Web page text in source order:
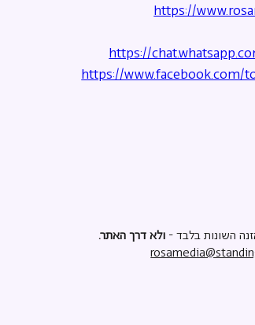
⁠https://
⁠https://
⁠https://www.facebook.com/
השונות בלבד - ולא דרך האתר.